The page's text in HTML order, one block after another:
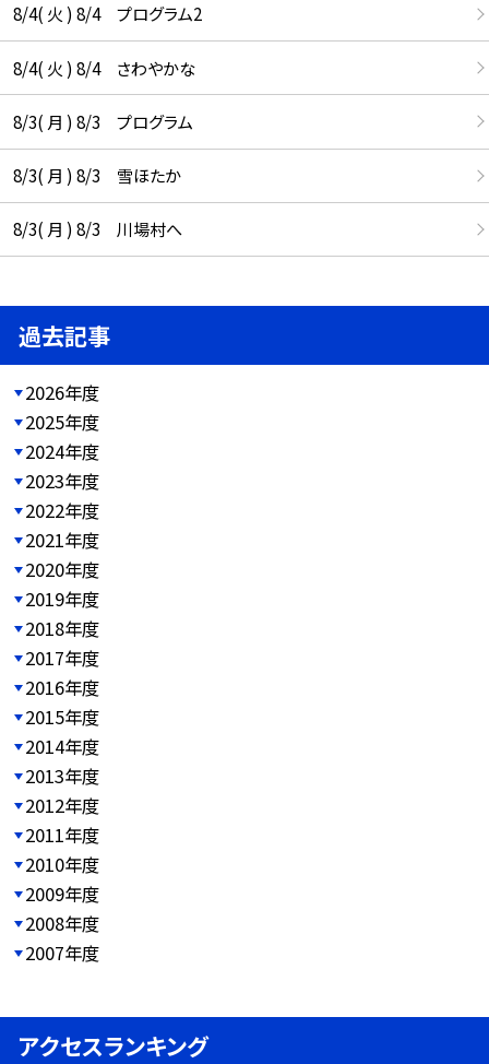
8/4( 火 ) 8/4 プログラム2
8/4( 火 ) 8/4 さわやかな
8/3( 月 ) 8/3 プログラム
8/3( 月 ) 8/3 雪ほたか
8/3( 月 ) 8/3 川場村へ
過去記事
2026年度
2025年度
2024年度
2023年度
2022年度
2021年度
2020年度
2019年度
2018年度
2017年度
2016年度
2015年度
2014年度
2013年度
2012年度
2011年度
2010年度
2009年度
2008年度
2007年度
アクセスランキング